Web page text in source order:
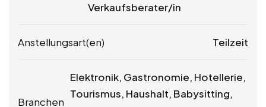
Verkaufsberater/in
Anstellungsart(en) Teilzeit
Branchen
Elektronik, Gastronomie, Hotellerie,
Tourismus, Haushalt, Babysitting,